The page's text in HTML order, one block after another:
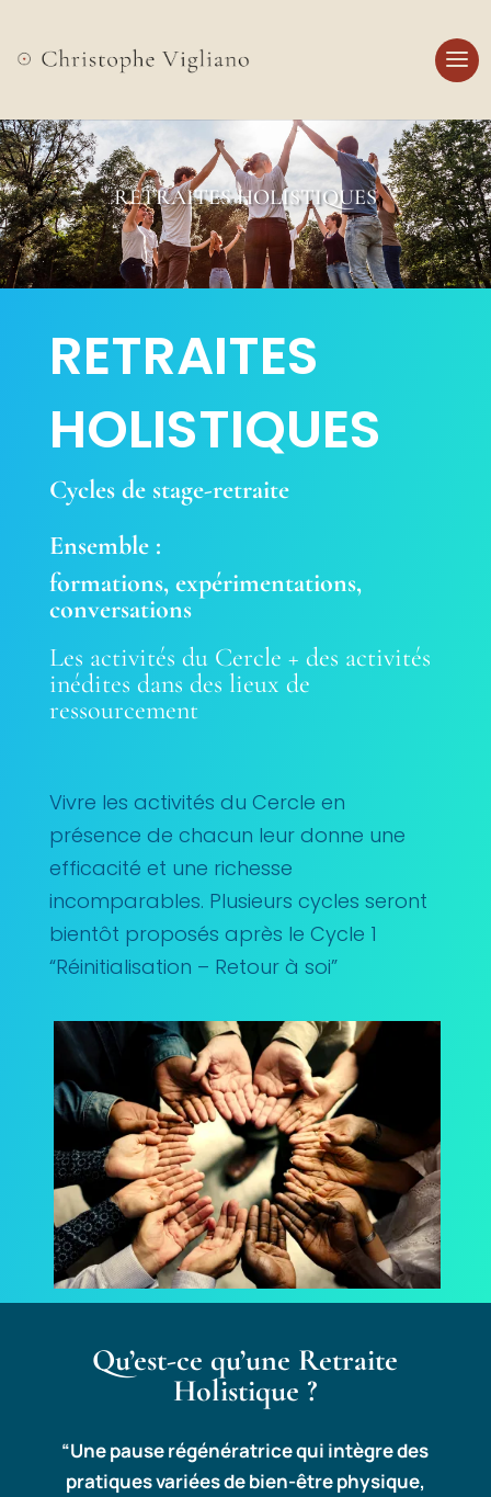
RETRAITES HOLISTIQUES
RETRAITES
HOLISTIQUES
Cycles de stage-retraite
Ensemble :
formations, expérimentations,
conversations
Les activités du Cercle + des activités
inédites dans des lieux de
ressourcement
Vivre les activités du Cercle en
présence de chacun leur donne une
efficacité et une richesse
incomparables. Plusieurs cycles seront
bientôt proposés après le Cycle 1
“Réinitialisation – Retour à soi”
Qu’est-ce qu’une Retraite
Holistique ?
“Une pause régénératrice qui intègre des
pratiques variées de bien-être physique,